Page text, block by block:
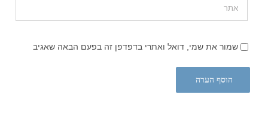
שמור את שמי, דואל ואתרי בדפדפן זה בפעם הבאה שאגיב